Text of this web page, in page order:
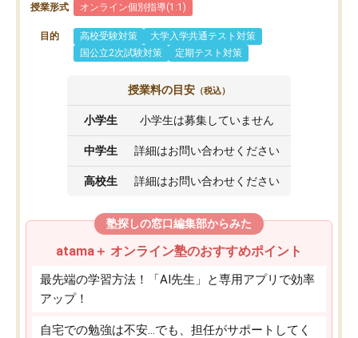
授業形式 オンライン個別指導(1:1)
目的 高校受験対策
大学入学共通テスト対策
国公立2次試験対策
定期テスト対策
授業料の目安 （税込）
小学生 小学生は募集していません
中学生 詳細はお問い合わせください
高校生 詳細はお問い合わせください
塾探しの窓口編集部からみた
atama＋ オンライン塾のおすすめポイント
最先端の学習方法！「AI先生」と専用アプリで効率
アップ！
自宅での勉強は不安…でも、担任がサポートしてく